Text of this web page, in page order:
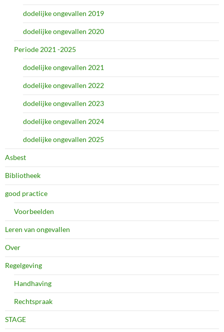
dodelijke ongevallen 2019
dodelijke ongevallen 2020
Periode 2021 -2025
dodelijke ongevallen 2021
dodelijke ongevallen 2022
dodelijke ongevallen 2023
dodelijke ongevallen 2024
dodelijke ongevallen 2025
Asbest
Bibliotheek
good practice
Voorbeelden
Leren van ongevallen
Over
Regelgeving
Handhaving
Rechtspraak
STAGE